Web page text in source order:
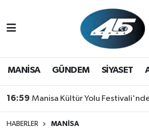
MANİSA GÜNDEM SİYASET
16:59 Manisa Kültür Yolu Festivali'nde Gastronomi Rüzgarı:
HABERLER MANİSA
GÜNDEM
Hava Durumu
Trafik Durumu